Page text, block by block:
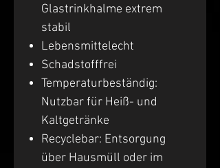
Glastrinkhalme extrem
stabil
Lebensmittelecht
Schadstofffrei
Temperaturbeständig:
Nutzbar für Heiß- und
Kaltgetränke
Recyclebar: Entsorgung
über Hausmüll oder im